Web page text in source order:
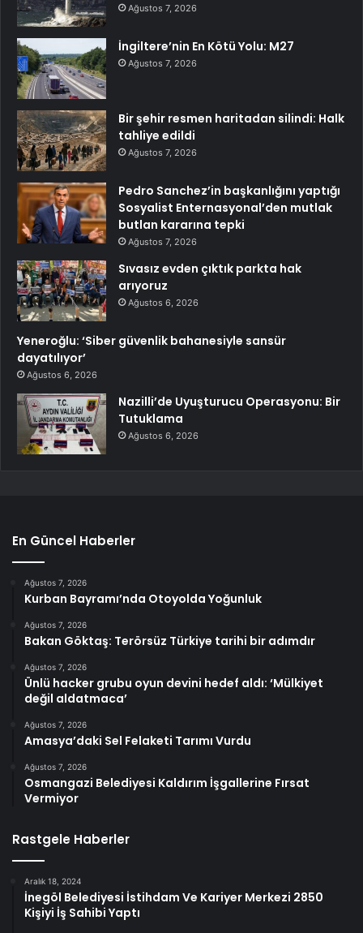
Ağustos 7, 2026
İngiltere’nin En Kötü Yolu: M27
Ağustos 7, 2026
Bir şehir resmen haritadan silindi: Halk
tahliye edildi
Ağustos 7, 2026
Pedro Sanchez’in başkanlığını yaptığı
Sosyalist Enternasyonal’den mutlak
butlan kararına tepki
Ağustos 7, 2026
Sıvasız evden çıktık parkta hak
arıyoruz
Ağustos 6, 2026
Yeneroğlu: ‘Siber güvenlik bahanesiyle sansür
dayatılıyor’
Ağustos 6, 2026
Nazilli’de Uyuşturucu Operasyonu: Bir
Tutuklama
Ağustos 6, 2026
En Güncel Haberler
Ağustos 7, 2026
Kurban Bayramı’nda Otoyolda Yoğunluk
Ağustos 7, 2026
Bakan Göktaş: Terörsüz Türkiye tarihi bir adımdır
Ağustos 7, 2026
Ünlü hacker grubu oyun devini hedef aldı: ‘Mülkiyet
değil aldatmaca’
Ağustos 7, 2026
Amasya’daki Sel Felaketi Tarımı Vurdu
Ağustos 7, 2026
Osmangazi Belediyesi Kaldırım İşgallerine Fırsat
Vermiyor
Rastgele Haberler
Aralık 18, 2024
İnegöl Belediyesi İstihdam Ve Kariyer Merkezi 2850
Kişiyi İş Sahibi Yaptı